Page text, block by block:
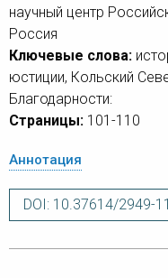
научный центр
Россия
Ключевые слова:
юстиции, Кольский
Благодарности:
Страницы: 101-110
Аннотация
DOI: 10.37614/2949-